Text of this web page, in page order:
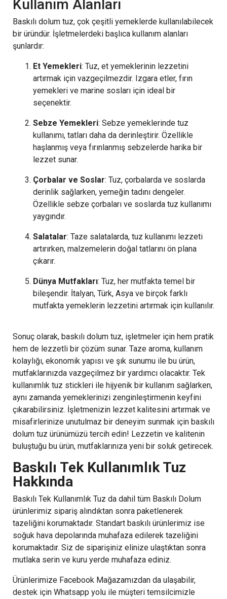
Kullanım Alanları
Baskılı dolum tuz, çok çeşitli yemeklerde kullanılabilecek
bir üründür. İşletmelerdeki başlıca kullanım alanları
şunlardır:
Et Yemekleri: Tuz, et yemeklerinin lezzetini
artırmak için vazgeçilmezdir. Izgara etler, fırın
yemekleri ve marine sosları için ideal bir
seçenektir.
Sebze Yemekleri: Sebze yemeklerinde tuz
kullanımı, tatları daha da derinleştirir. Özellikle
haşlanmış veya fırınlanmış sebzelerde harika bir
lezzet sunar.
Çorbalar ve Soslar: Tuz, çorbalarda ve soslarda
derinlik sağlarken, yemeğin tadını dengeler.
Özellikle sebze çorbaları ve soslarda tuz kullanımı
yaygındır.
Salatalar: Taze salatalarda, tuz kullanımı lezzeti
artırırken, malzemelerin doğal tatlarını ön plana
çıkarır.
Dünya Mutfakları: Tuz, her mutfakta temel bir
bileşendir. İtalyan, Türk, Asya ve birçok farklı
mutfakta yemeklerin lezzetini artırmak için kullanılır.
Sonuç olarak, baskılı dolum tuz, işletmeler için hem pratik
hem de lezzetli bir çözüm sunar. Taze aroma, kullanım
kolaylığı, ekonomik yapısı ve şık sunumu ile bu ürün,
mutfaklarınızda vazgeçilmez bir yardımcı olacaktır. Tek
kullanımlık tuz stickleri ile hijyenik bir kullanım sağlarken,
aynı zamanda yemeklerinizi zenginleştirmenin keyfini
çıkarabilirsiniz. İşletmenizin lezzet kalitesini artırmak ve
misafirlerinize unutulmaz bir deneyim sunmak için baskılı
dolum tuz ürünümüzü tercih edin! Lezzetin ve kalitenin
buluştuğu bu ürün, mutfaklarınıza yeni bir soluk getirecek.
Baskılı Tek Kullanımlık Tuz
Hakkında
Baskılı Tek Kullanımlık Tuz da dahil tüm Baskılı Dolum
ürünlerimiz sipariş alındıktan sonra paketlenerek
tazeliğini korumaktadır. Standart baskılı ürünlerimiz ise
soğuk hava depolarında muhafaza edilerek tazeliğini
korumaktadır. Siz de siparişiniz elinize ulaştıktan sonra
mutlaka serin ve kuru yerde muhafaza ediniz.
Ürünlerimize Facebook Mağazamızdan da ulaşabilir,
destek için Whatsapp yolu ile müşteri temsilcimizle